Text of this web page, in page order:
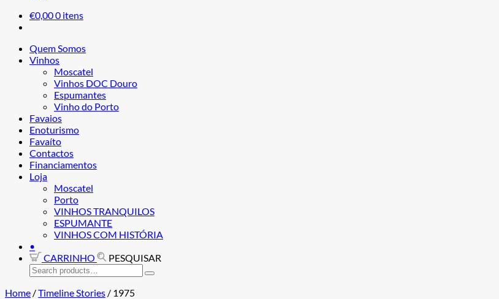
€0,000 itens
Quem Somos
Vinhos
Moscatel
Vinhos DOC Douro
Espumantes
Vinho do Porto
Favaios
Enoturismo
Favaíto
Contactos
Financiamentos
Loja
Moscatel
Porto
VINHOS TRANQUILOS
ESPUMANTE
VINHOS COM HISTÓRIA
•
CARRINHO
PESQUISAR
Search
for:
Home /Timeline Stories / 1975